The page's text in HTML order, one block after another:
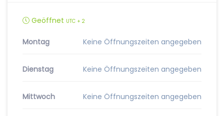
Geöffnet UTC + 2
Montag Keine Öffnungszeiten angegeben
Dienstag Keine Öffnungszeiten angegeben
Mittwoch Keine Öffnungszeiten angegeben